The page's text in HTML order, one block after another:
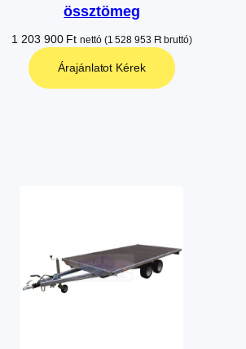
össztömeg
1 203 900 Ft nettó (1 528 953 Ftbruttó)
Árajánlatot Kérek